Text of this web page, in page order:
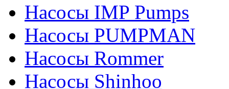
Насосы IMP Pumps
Насосы PUMPMAN
Насосы Rommer
Насосы Shinhoo